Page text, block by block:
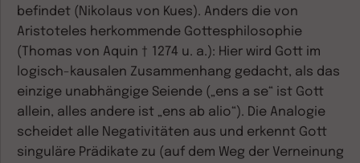
befindet (Nikolaus von Kues). Anders die von
Aristoteles herkommende Gottesphilosophie
(Thomas von Aquin † 1274 u. a.): Hier wird Gott im
logisch-kausalen Zusammenhang gedacht, als das
einzige unabhängige Seiende („ens a se“ ist Gott
allein, alles andere ist „ens ab alio“). Die Analogie
scheidet alle Negativitäten aus und erkennt Gott
singuläre Prädikate zu (auf dem Weg der Verneinung